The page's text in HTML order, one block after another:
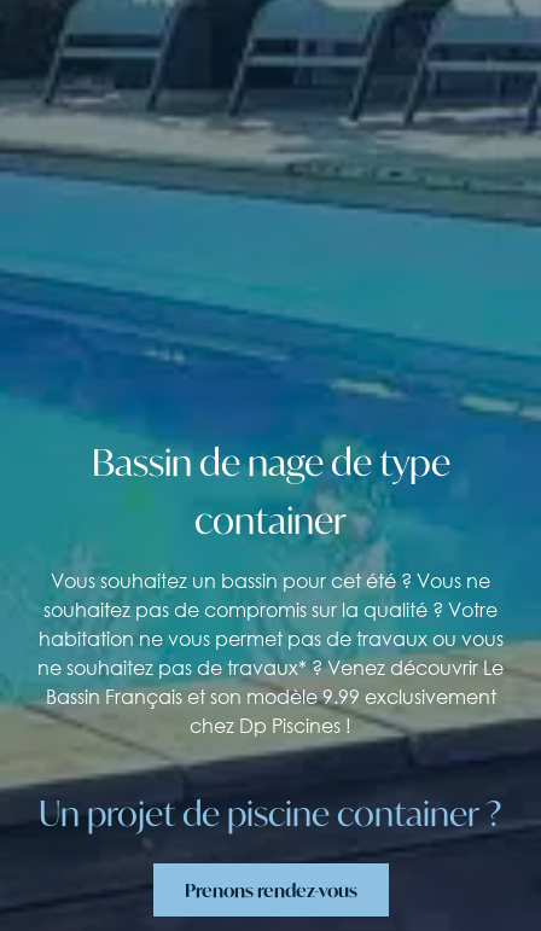
Bassindenagedetype
container
Vous souhaitez un bassin pour cet été ? Vous ne
souhaitez pas de compromis sur la qualité ? Votre
habitation ne vous permet pas de travaux ou vous
ne souhaitez pas de travaux* ? Venez découvrir Le
Bassin Français et son modèle 9.99 exclusivement
chez Dp Piscines !
Un projet de piscine container ?
Prenons rendez-vous